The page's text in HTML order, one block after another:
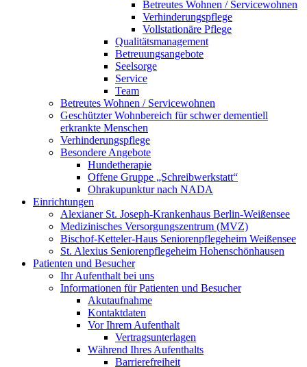
Betreutes Wohnen / Servicewohnen
Verhinderungspflege
Vollstationäre Pflege
Qualitätsmanagement
Betreuungsangebote
Seelsorge
Service
Team
Betreutes Wohnen / Servicewohnen
Geschützter Wohnbereich für schwer dementiell
erkrankte Menschen
Verhinderungspflege
Besondere Angebote
Hundetherapie
Offene Gruppe „Schreibwerkstatt“
Ohrakupunktur nach NADA
Einrichtungen
Alexianer St. Joseph-Krankenhaus Berlin-Weißensee
Medizinisches Versorgungszentrum (MVZ)
Bischof-Ketteler-Haus Seniorenpflegeheim Weißensee
St. Alexius Seniorenpflegeheim Hohenschönhausen
Patienten und Besucher
Ihr Aufenthalt bei uns
Informationen für Patienten und Besucher
Akutaufnahme
Kontaktdaten
Vor Ihrem Aufenthalt
Vertragsunterlagen
Während Ihres Aufenthalts
Barrierefreiheit